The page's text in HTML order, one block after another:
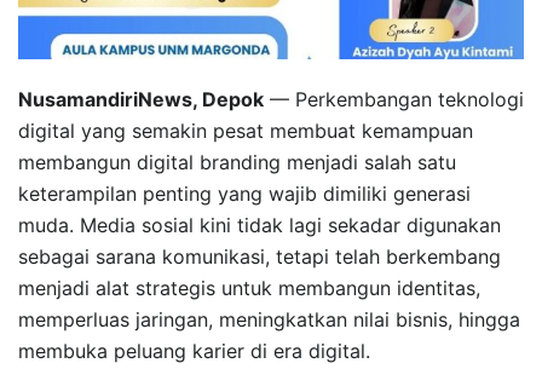
NusamandiriNews, Depok — Perkembangan teknologi
digital yang semakin pesat membuat kemampuan
membangun digital branding menjadi salah satu
keterampilan penting yang wajib dimiliki generasi
muda. Media sosial kini tidak lagi sekadar digunakan
sebagai sarana komunikasi, tetapi telah berkembang
menjadi alat strategis untuk membangun identitas,
memperluas jaringan, meningkatkan nilai bisnis, hingga
membuka peluang karier di era digital.